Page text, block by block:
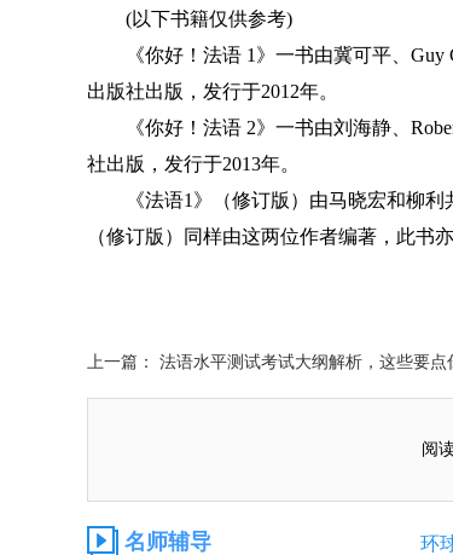
(以下书籍仅供参考)
《你好！法语 1》一书由冀可平、Guy
出版社出版，发行于2012年。
《你好！法语 2》一书由刘海静、
社出版，发行于2013年。
《法语1》（修订版）由马晓宏和柳
（修订版）同样由这两位作者编著，此书
上一篇： 法语水平测试考试大纲解析，这些要点
阅
名师辅导 环